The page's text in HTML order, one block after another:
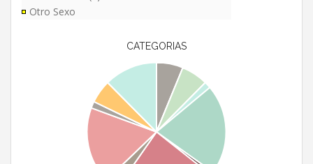
Otro Sexo
CATEGORIAS